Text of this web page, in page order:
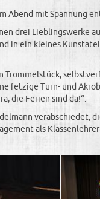
Abend mit Spannung
drei Lieblingswerke
in ein kleines
fetzige Turn- und
die Ferien sind da!“.
verabschiedet,
als